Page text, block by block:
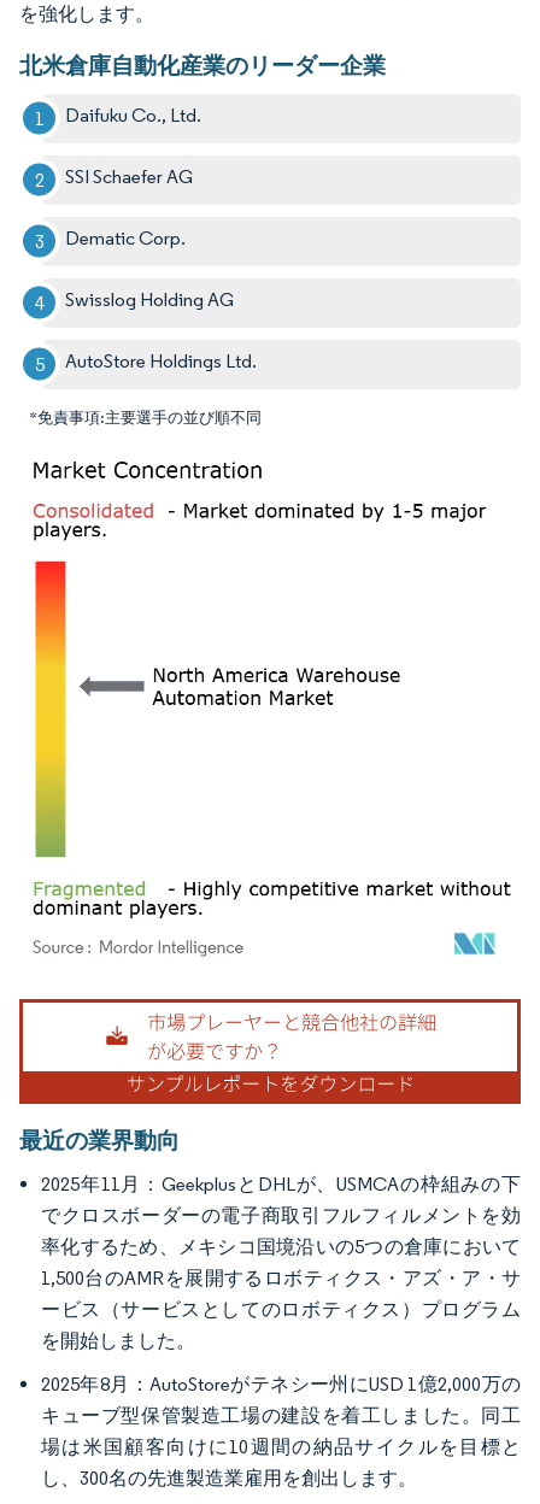
を強化します。
北米倉庫自動化産業のリーダー企業
Daifuku Co., Ltd.
SSI Schaefer AG
Dematic Corp.
Swisslog Holding AG
AutoStore Holdings Ltd.
*免責事項:主要選手の並び順不同
画像 © Mordor Intelligence。再利用にはCC BY 4.0の表示が必要です。
最近の業界動向
2025年11月：GeekplusとDHLが、USMCAの枠組みの下
でクロスボーダーの電子商取引フルフィルメントを効
率化するため、メキシコ国境沿いの5つの倉庫において
1,500台のAMRを展開するロボティクス・アズ・ア・サ
ービス（サービスとしてのロボティクス）プログラム
を開始しました。
2025年8月：AutoStoreがテネシー州にUSD 1億2,000万の
キューブ型保管製造工場の建設を着工しました。同工
場は米国顧客向けに10週間の納品サイクルを目標と
し、300名の先進製造業雇用を創出します。